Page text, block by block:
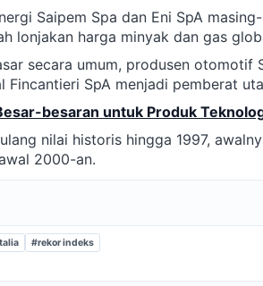
Saipem Spa dan Eni SpA
lonjakan harga minyak dan gas
secara umum, produsen otomotif
Fincantieri SpA menjadi pemberat
besaran untuk Produk
nilai historis hingga 1997,
2000-an.
#rekor indeks